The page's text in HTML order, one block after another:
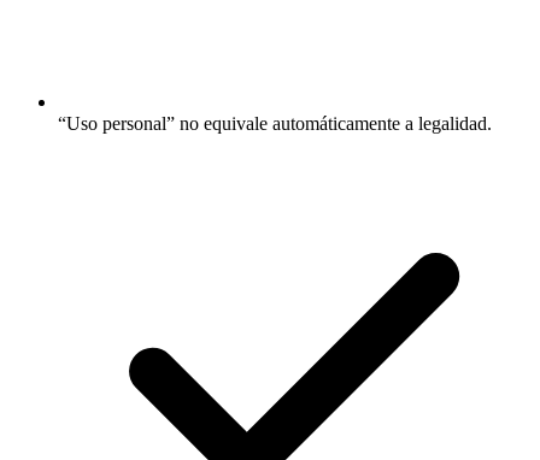
“Uso personal” no equivale automáticamente a legalidad.